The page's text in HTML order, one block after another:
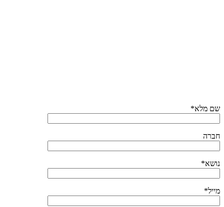
שם מלא*
חברה
נושא*
מייל*